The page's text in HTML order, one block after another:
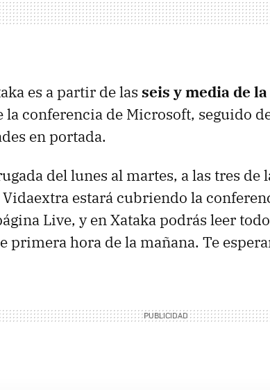
es a partir de las seis y media de
la conferencia de Microsoft, seguido
en portada.
del lunes al martes, a las tres de
Vidaextra estará cubriendo la
Live, y en Xataka podrás leer
primera hora de la mañana. Te